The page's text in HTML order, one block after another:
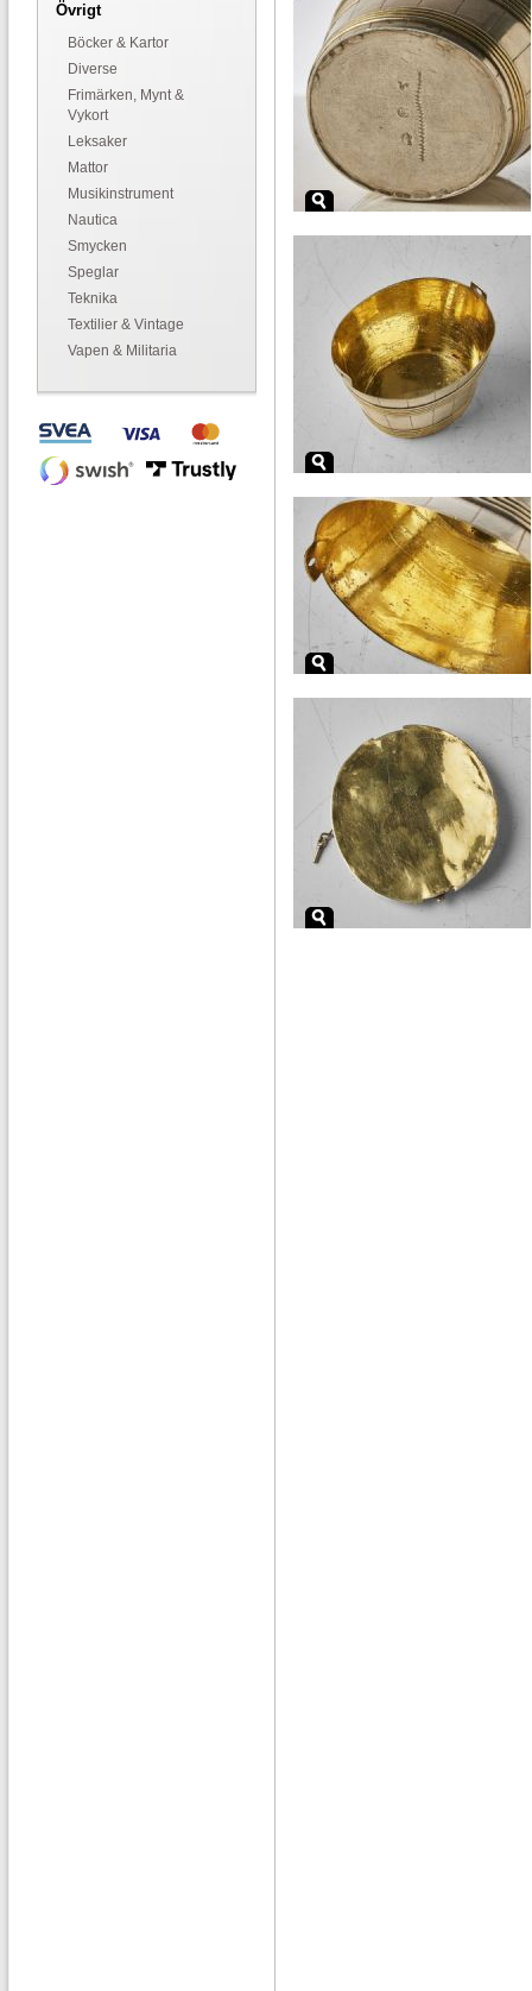
Övrigt
Böcker & Kartor
Diverse
Frimärken, Mynt &
Vykort
Leksaker
Mattor
Musikinstrument
Nautica
Smycken
Speglar
Teknika
Textilier & Vintage
Vapen & Militaria